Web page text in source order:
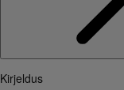
Kirjeldus